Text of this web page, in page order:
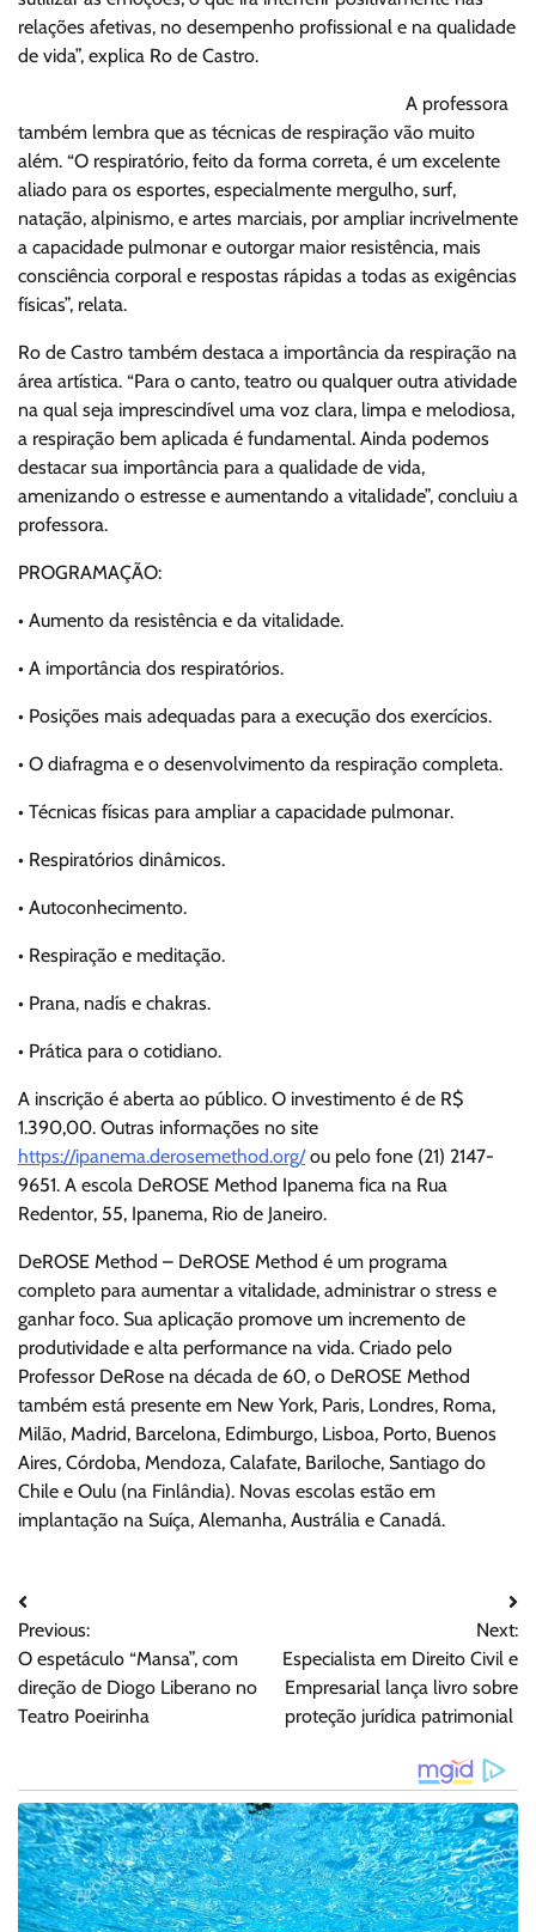
relações afetivas, no desempenho profissional e na qualidade
de vida”, explica Ro de Castro.
A professora
também lembra que as técnicas de respiração vão muito
além. “O respiratório, feito da forma correta, é um excelente
aliado para os esportes, especialmente mergulho, surf,
natação, alpinismo, e artes marciais, por ampliar incrivelmente
a capacidade pulmonar e outorgar maior resistência, mais
consciência corporal e respostas rápidas a todas as exigências
físicas”, relata.
Ro de Castro também destaca a importância da respiração na
área artística. “Para o canto, teatro ou qualquer outra atividade
na qual seja imprescindível uma voz clara, limpa e melodiosa,
a respiração bem aplicada é fundamental. Ainda podemos
destacar sua importância para a qualidade de vida,
amenizando o estresse e aumentando a vitalidade”, concluiu a
professora.
PROGRAMAÇÃO:
• Aumento da resistência e da vitalidade.
• A importância dos respiratórios.
• Posições mais adequadas para a execução dos exercícios.
• O diafragma e o desenvolvimento da respiração completa.
• Técnicas físicas para ampliar a capacidade pulmonar.
• Respiratórios dinâmicos.
• Autoconhecimento.
• Respiração e meditação.
• Prana, nadís e chakras.
• Prática para o cotidiano.
A inscrição é aberta ao público. O investimento é de R$
1.390,00. Outras informações no site
https://ipanema.derosemethod.org/ou pelo fone (21) 2147-
9651. A escola DeROSE Method Ipanema fica na Rua
Redentor, 55, Ipanema, Rio de Janeiro.
DeROSE Method – DeROSE Method é um programa
completo para aumentar a vitalidade, administrar o stress e
ganhar foco. Sua aplicação promove um incremento de
produtividade e alta performance na vida. Criado pelo
Professor DeRose na década de 60, o DeROSE Method
também está presente em New York, Paris, Londres, Roma,
Milão, Madrid, Barcelona, Edimburgo, Lisboa, Porto, Buenos
Aires, Córdoba, Mendoza, Calafate, Bariloche, Santiago do
Chile e Oulu (na Finlândia). Novas escolas estão em
implantação na Suíça, Alemanha, Austrália e Canadá.
Navegação
de
Post
Previous:
O espetáculo “Mansa”, com
direção de Diogo Liberano no
Teatro Poeirinha
Next:
Especialista em Direito Civil e
Empresarial lança livro sobre
proteção jurídica patrimonial